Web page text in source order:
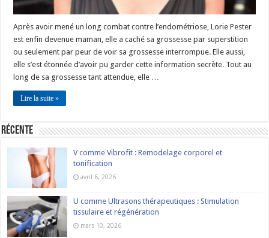
Après avoir mené un long combat contre l’endométriose, Lorie Pester
est enfin devenue maman, elle a caché sa grossesse par superstition
ou seulement par peur de voir sa grossesse interrompue. Elle aussi,
elle s’est étonnée d’avoir pu garder cette information secrète. Tout au
long de sa grossesse tant attendue, elle …
Lire la suite »
Récente
V comme Vibrofit : Remodelage corporel et
tonification
avril 6, 2026
U comme Ultrasons thérapeutiques : Stimulation
tissulaire et régénération
mars 10, 2026